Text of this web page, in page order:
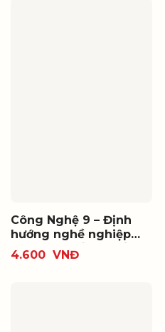
Công Nghệ 9 – Định
hướng nghề nghiệp
(Bộ SGK thống nhất)
4.600 VNĐ